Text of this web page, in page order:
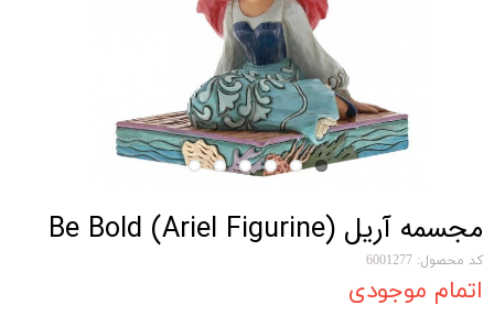
مجسمه آریل Be Bold (Ariel Figurine)
کد محصول: 6001277
اتمام موجودی